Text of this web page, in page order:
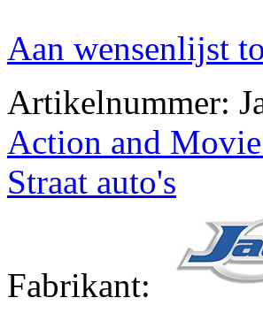
Aan wensenlijst
Artikelnummer:
Action and
Straat auto's
Fabrikant: